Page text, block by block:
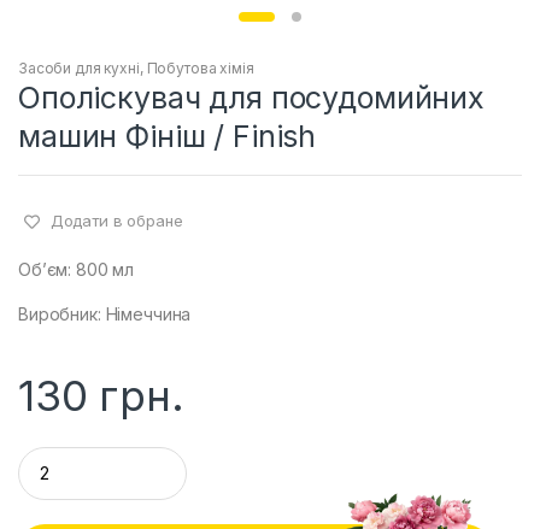
Засоби для кухні, Побутова хімія
Ополіскувач для посудомийних
машин Фініш / Finish
Додати в обране
Об’єм: 800 мл
Виробник: Німеччина
130 грн.
Q
u
a